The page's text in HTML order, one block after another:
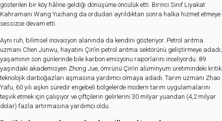
gösterilen bir köy hâline geldiği dönüşüme öncülük etti. Birinci Sınıf Liyakat
Kahramanı Wang Yuchang da ordudan ayrıldıktan sonra halka hizmet etmeye
sessizce devam etti.
Aynı ruh, bilimsel inovasyon alanında da kendini gösteriyor. Petrol arıtma
uzmanı Chen Junwu, hayatını Çin’in petrol arıtma sektörünü geliştirmeye adadı;
yaşamının son günlerinde bile karbon emisyonu raporlarını inceliyordu. 89
yaşındaki akademisyen Zhong Jue, ömrünü Çin’in alüminyum üretimindeki kritik
teknolojik darboğazları aşmasına yardımcı olmaya adadı. Tarım uzmanı Zhao
Yafu, 60 yılı aşkın süredir engebeli bölgelerde modern tarım uygulamalarını
teşvik etmek için çalışıyor ve çiftçilerin gelirlerini 30 milyar yuandan (4,2 milyar
dolar) fazla artırmasına yardımcı oldu.